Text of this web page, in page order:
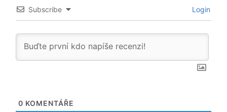
Subscribe Login
0 KOMENTÁŘE